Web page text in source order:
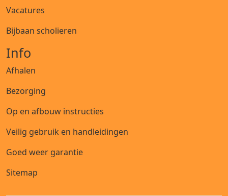
Vacatures
Bijbaan scholieren
Info
Afhalen
Bezorging
Op en afbouw instructies
Veilig gebruik en handleidingen
Goed weer garantie
Sitemap